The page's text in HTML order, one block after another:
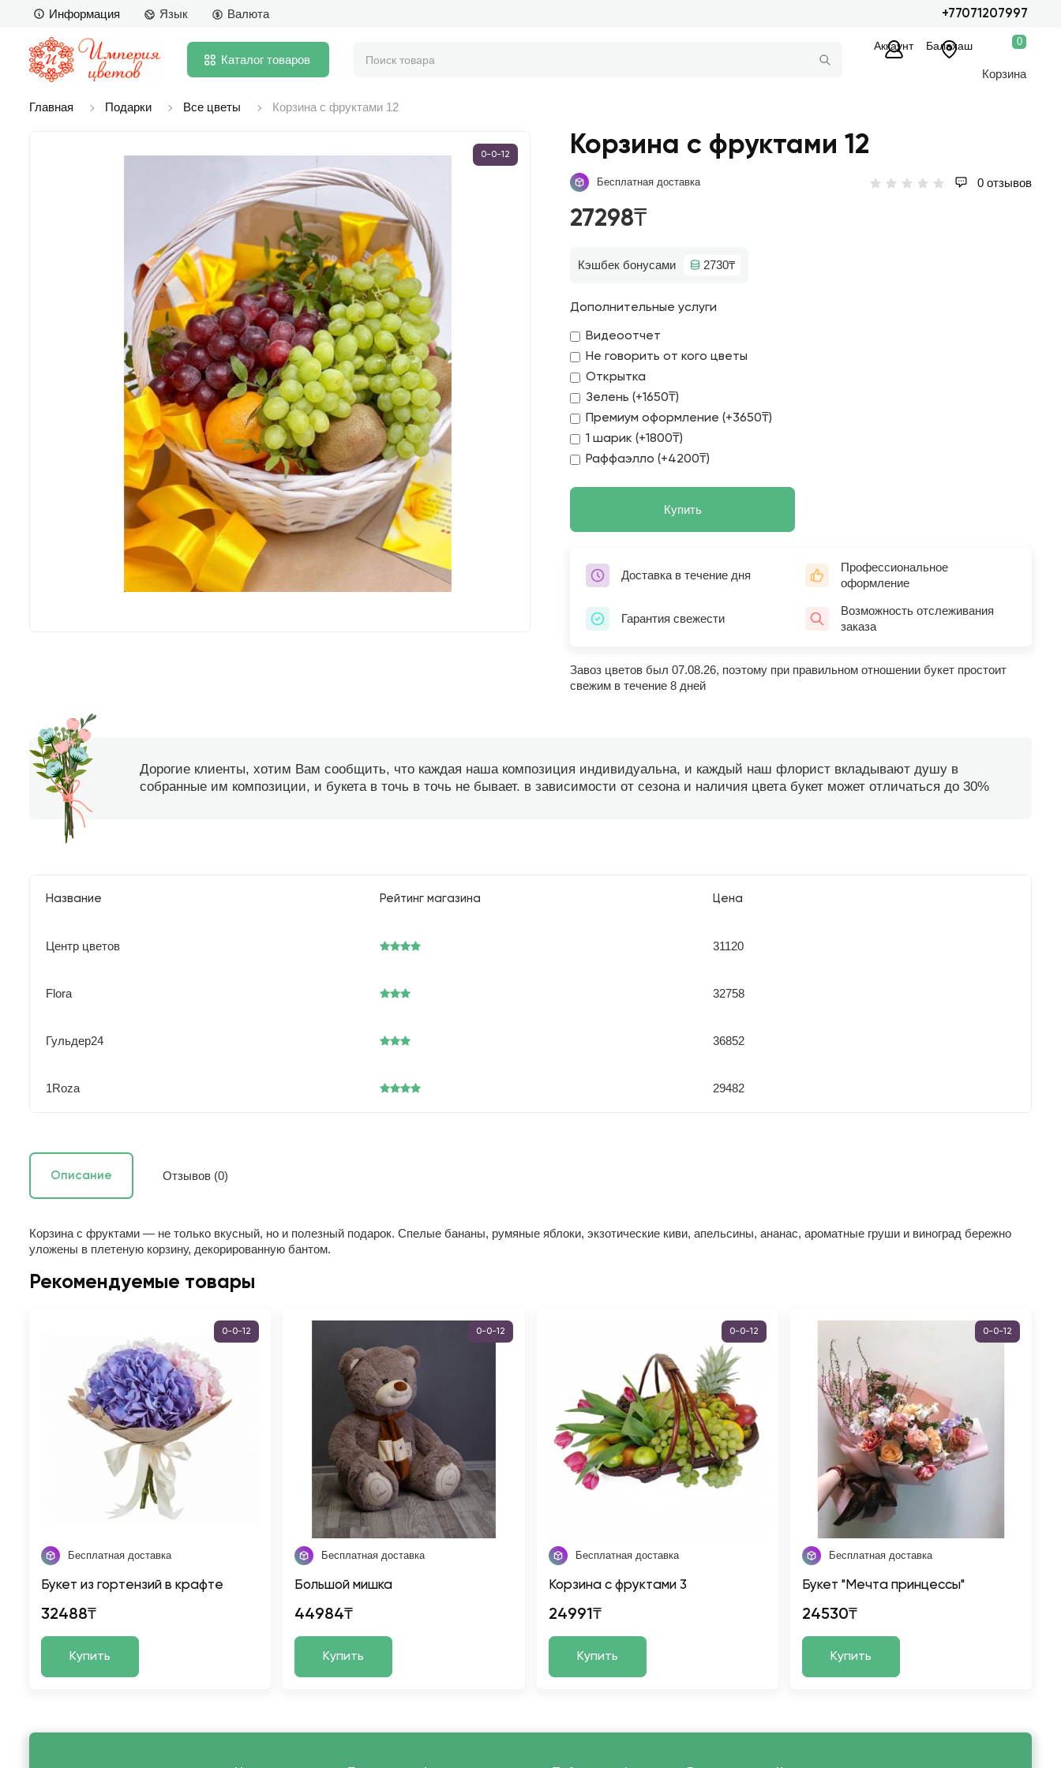
Информация Язык Валюта +77071207997
Каталог товаров
Аккаунт Балахаш 0
Корзина
Главная Подарки Все цветы Корзина с фруктами 12
0-0-12 Корзина с фруктами 12
Бесплатная доставка 0 отзывов
27298₸
Кэшбек бонусами 2730₸
Дополнительные услуги
Видеоотчет
Не говорить от кого цветы
Открытка
Зелень (+1650₸)
Премиум оформление (+3650₸)
1 шарик (+1800₸)
Раффаэлло (+4200₸)
Купить
Доставка в течение дня
Профессиональное
оформление
Гарантия свежести
Возможность отслеживания
заказа
Завоз цветов был 07.08.26, поэтому при правильном отношении букет простоит
свежим в течение 8 дней
Дорогие клиенты, хотим Вам сообщить, что каждая наша композиция индивидуальна, и каждый наш флорист вкладывают душу в
собранные им композиции, и букета в точь в точь не бывает. в зависимости от сезона и наличия цвета букет может отличаться до 30%
Название Рейтинг магазина Цена
Центр цветов 31120
Flora 32758
Гульдер24 36852
1Roza 29482
Описание Отзывов (0)
Корзина с фруктами — не только вкусный, но и полезный подарок. Спелые бананы, румяные яблоки, экзотические киви, апельсины, ананас, ароматные груши и виноград бережно
уложены в плетеную корзину, декорированную бантом.
Рекомендуемые товары
0-0-12
Бесплатная доставка
Букет из гортензий в крафте
32488₸
Купить
0-0-12
Бесплатная доставка
Большой мишка
44984₸
Купить
0-0-12
Бесплатная доставка
Корзина с фруктами 3
24991₸
Купить
0-0-12
Бесплатная доставка
Букет "Мечта принцессы"
24530₸
Купить